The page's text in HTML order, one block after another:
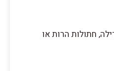
חתולות הרות או